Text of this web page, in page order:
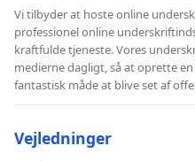
Vi tilbyder at hoste online
professionel online
kraftfulde tjeneste. Vores
medierne dagligt, så at oprette
fantastisk måde at blive set af
Vejledninger